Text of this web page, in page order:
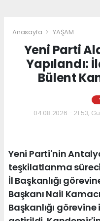
Anasayfa YAŞAM
Yeni Parti
Yapılandı:
Bülent
04.08.2026 - 21:53,
Yeni Parti'nin
teşkilatlanma
İl Başkanlığı
Başkanı Nail
Başkanlığı